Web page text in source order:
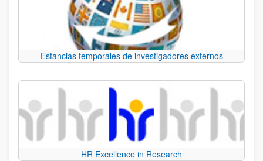
Estancias temporales de investigadores externos
HR Excellence in Research